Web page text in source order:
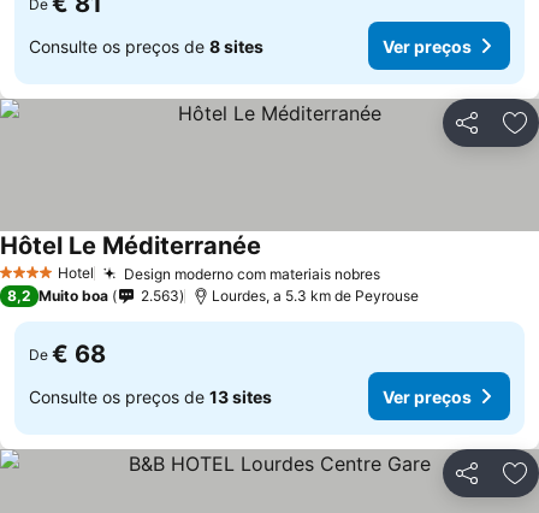
De
Consulte os preços de 8 sites Ver preços
Partilhar
4 EstrelasHotel Design moderno com materiais nobres
Hôtel Le Méditerranée
8,2 Muito boa 2.563 Lourdes, a 5.3 km de Peyrouse
De € 68
Consulte os preços de 13 sites Ver preços
Partilhar